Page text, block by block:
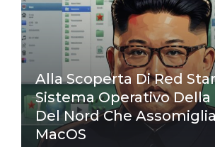
Alla Scoperta Di Red
Sistema Operativo Della
Del Nord Che
MacOS